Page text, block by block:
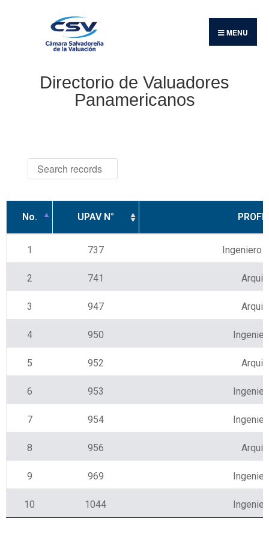
MENU
Directorio de Valuadores
Panamericanos
No. UPAV N°
1 737 Ingeniero
2 741
3 947
4 950
5 952
6 953
7 954
8 956
9 969
10 1044